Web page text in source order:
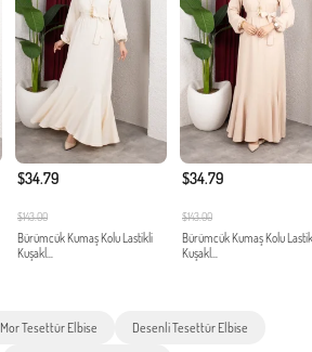
$34.79
$143.00
Bürümcük Kumaş Kolu Lastikli
Kuşakl...
$34.79
$143.00
Bürümcük Kumaş Kolu
Kuşakl...
Mor Tesettür Elbise Desenli Tesettür Elbise